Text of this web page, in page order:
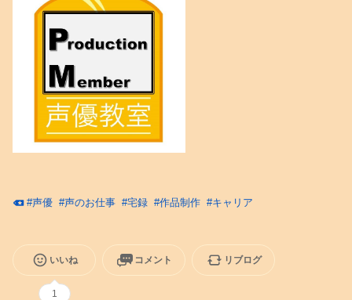
#声優 #声のお仕事 #宅録 #作品制作 #キャリア
いいね
1
コメント リブログ